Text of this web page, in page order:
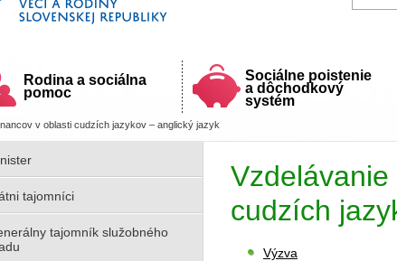
republiky
Rodina a sociálna
pomoc
Sociálne poistenie
a dôchodkový
systém
v oblasti cudzích jazykov – anglický jazyk
cudzích
Výzva
tajomníci
tajomník služobného